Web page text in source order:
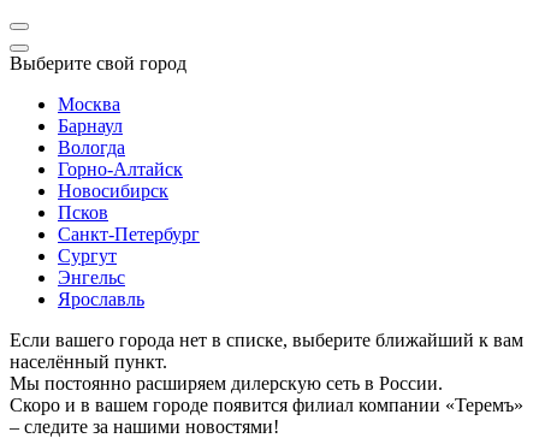
Выберите свой город
Москва
Барнаул
Вологда
Горно-Алтайск
Новосибирск
Псков
Санкт-Петербург
Сургут
Энгельс
Ярославль
Если вашего города нет в списке, выберите ближайший к вам
населённый пункт.
Мы постоянно расширяем дилерскую сеть в России.
Скоро и в вашем городе появится филиал компании «Теремъ»
– следите за нашими новостями!